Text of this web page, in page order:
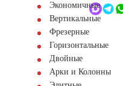
Обратный звонокЭкономичные
Вертикальные
Фрезерные
Горизонтальные
Двойные
Арки и Колонны